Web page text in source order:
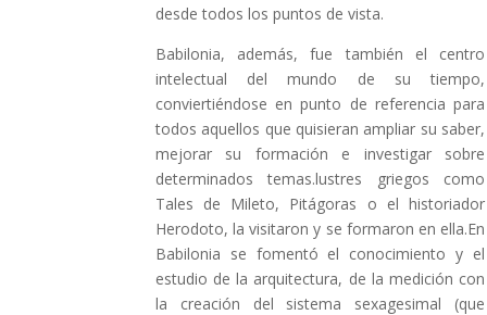
desde todos los puntos de vista.
Babilonia, además, fue también el centro
intelectual del mundo de su tiempo,
conviertiéndose en punto de referencia para
todos aquellos que quisieran ampliar su saber,
mejorar su formación e investigar sobre
determinados temas.lustres griegos como
Tales de Mileto, Pitágoras o el historiador
Herodoto, la visitaron y se formaron en ella.En
Babilonia se fomentó el conocimiento y el
estudio de la arquitectura, de la medición con
la creación del sistema sexagesimal (que